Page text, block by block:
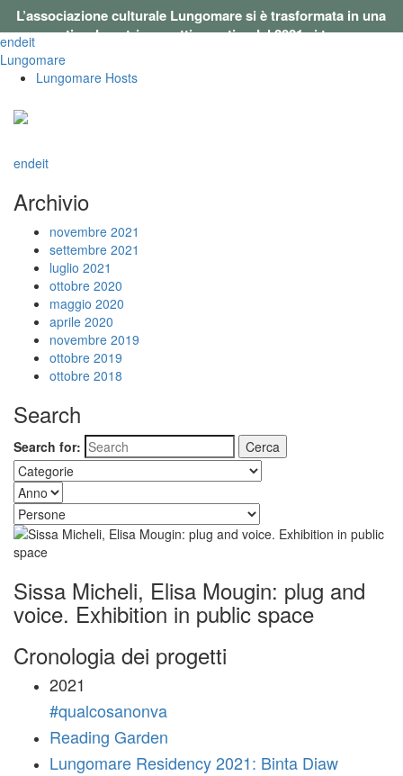
L’associazione culturale Lungomare si è trasformata in una
cooperativa. I nostri progetti a partire dal 2021 si trovano su
endeit
Lungomare
Lungomare Hosts
endeit
Archivio
novembre 2021
settembre 2021
luglio 2021
ottobre 2020
maggio 2020
aprile 2020
novembre 2019
ottobre 2019
ottobre 2018
Search
Search for:
Sissa Micheli, Elisa Mougin: plug and
voice. Exhibition in public space
Cronologia dei progetti
2021
#qualcosanonva
Reading Garden
Lungomare Residency 2021: Binta Diaw